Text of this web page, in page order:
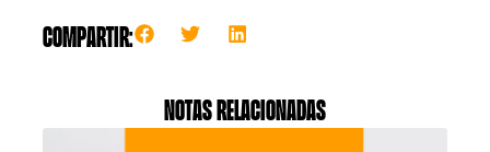
Compartir:
Notas relacionadas